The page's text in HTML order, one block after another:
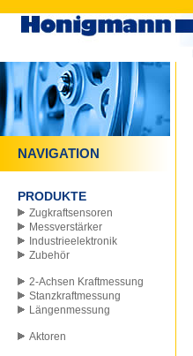
NAVIGATION
PRODUKTE
Zugkraftsensoren
Messverstärker
Industrieelektronik
Zubehör
2-Achsen Kraftmessung
Stanzkraftmessung
Längenmessung
Aktoren